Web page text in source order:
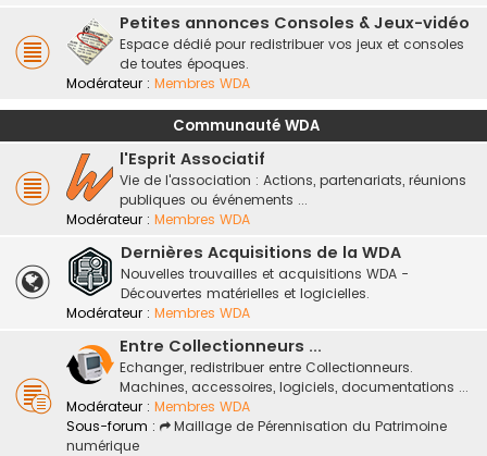
Petites annonces Consoles & Jeux-vidéo
Espace dédié pour redistribuer vos jeux et consoles
de toutes époques.
Modérateur : Membres WDA
Communauté WDA
l'Esprit Associatif
Vie de l'association : Actions, partenariats, réunions
publiques ou événements ...
Modérateur : Membres WDA
Dernières Acquisitions de la WDA
Nouvelles trouvailles et acquisitions WDA -
Découvertes matérielles et logicielles.
Modérateur : Membres WDA
Entre Collectionneurs ...
Echanger, redistribuer entre Collectionneurs.
Machines, accessoires, logiciels, documentations ...
Modérateur : Membres WDA
Sous-forum :
Maillage de Pérennisation du Patrimoine
numérique